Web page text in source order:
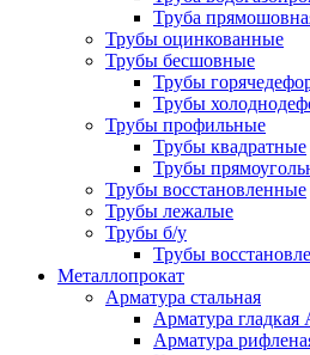
Труба
Трубы оцинкованные
Трубы бесшовные
Трубы
Трубы
Трубы профильные
Трубы квадратные
Трубы
Трубы восстановленные
Трубы лежалые
Трубы б/у
Трубы
Металлопрокат
Арматура стальная
Арматура гладкая
Арматура